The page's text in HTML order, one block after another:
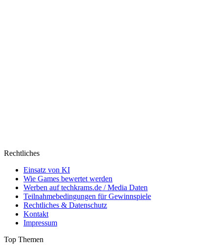
Rechtliches
Einsatz von KI
Wie Games bewertet werden
Werben auf techkrams.de / Media Daten
Teilnahmebedingungen für Gewinnspiele
Rechtliches & Datenschutz
Kontakt
Impressum
Top Themen